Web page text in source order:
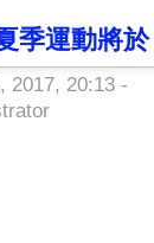
季運動將
2017, 20:13 -